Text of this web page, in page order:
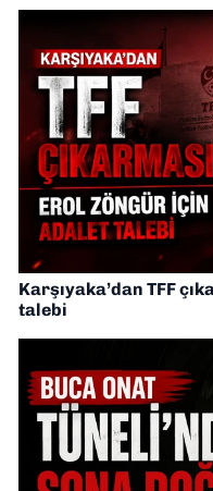
Karşıyaka’dan TFF
talebi